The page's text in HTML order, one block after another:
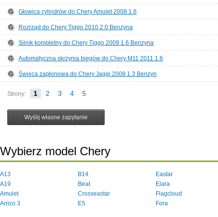
Głowica cylindrów do Chery Amulet 2008 1.6
Rozrząd do Chery Tiggo 2010 2.0 Benzyna
Silnik kompletny do Chery Tiggo 2009 1.6 Benzyna
Automatyczna skrzynia biegów do Chery M11 2011 1.6
Świeca zapłonowa do Chery Jaggi 2008 1.3 Benzyn
Strony: 1 2 3 4 5
Wybierz model Chery
A13
A19
Amulet
Arrizo 3
B14
Beat
Crosseastar
E5
Eastar
Elara
Flagcloud
Fora